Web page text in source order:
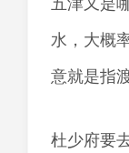
五津又是
水，大概
意就是指
杜少府要